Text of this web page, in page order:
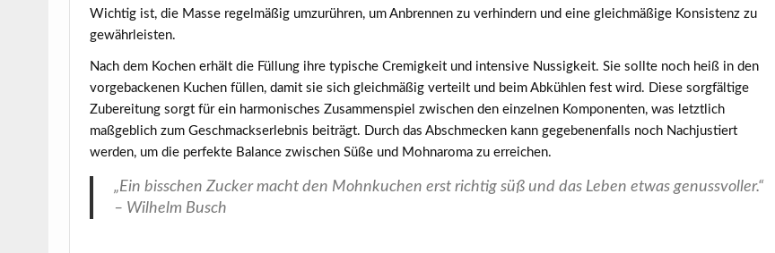
Wichtig ist, die Masse regelmäßig umzurühren, um Anbrennen zu verhindern und eine gleichmäßige Konsistenz zu
gewährleisten.
Nach dem Kochen erhält die Füllung ihre typische Cremigkeit und intensive Nussigkeit. Sie sollte noch heiß in den
vorgebackenen Kuchen füllen, damit sie sich gleichmäßig verteilt und beim Abkühlen fest wird. Diese sorgfältige
Zubereitung sorgt für ein harmonisches Zusammenspiel zwischen den einzelnen Komponenten, was letztlich
maßgeblich zum Geschmackserlebnis beiträgt. Durch das Abschmecken kann gegebenenfalls noch Nachjustiert
werden, um die perfekte Balance zwischen Süße und Mohnaroma zu erreichen.
„Ein bisschen Zucker macht den Mohnkuchen erst richtig süß und das Leben etwas genussvoller.“
– Wilhelm Busch